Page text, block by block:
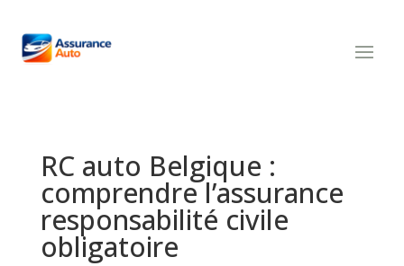
RC auto Belgique :
comprendre l’assurance
responsabilité civile
obligatoire